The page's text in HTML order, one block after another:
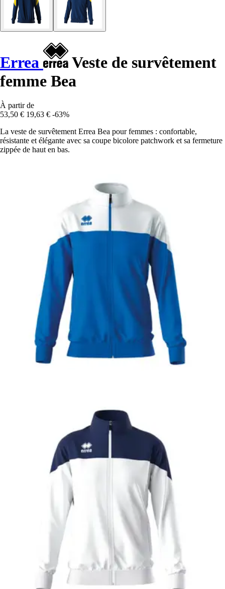
Errea
Veste de survêtement
femme Bea
À partir de
53,50 € 19,63 € -63%
La veste de survêtement Errea Bea pour femmes : confortable,
résistante et élégante avec sa coupe bicolore patchwork et sa fermeture
zippée de haut en bas.